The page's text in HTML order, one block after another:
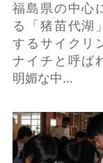
福島県の中心
る「猪苗代湖
するサイクリ
ナイチと呼ば
明媚な中…
和紙漉き・工
詳細はこちら